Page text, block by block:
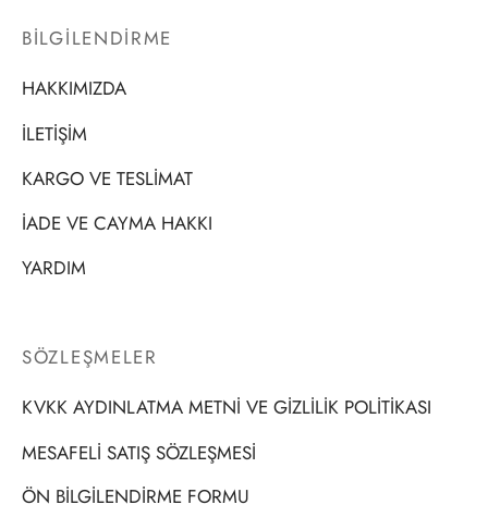
BİLGİLENDİRME
HAKKIMIZDA
İLETİŞİM
KARGO VE TESLİMAT
İADE VE CAYMA HAKKI
YARDIM
SÖZLEŞMELER
KVKK AYDINLATMA METNİ VE GİZLİLİK POLİTİKASI
MESAFELİ SATIŞ SÖZLEŞMESİ
ÖN BİLGİLENDİRME FORMU